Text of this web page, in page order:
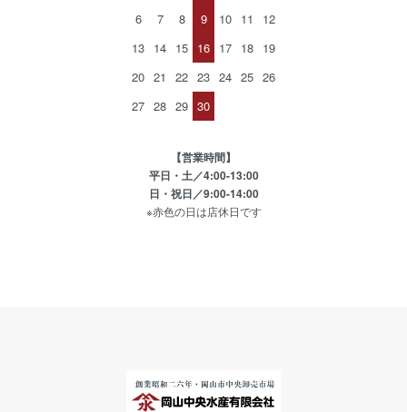
6
7 8 9 10 11
12
13 14 15 16 17 18 19
20 21 22 23 24 25 26
27 28 29 30
【営業時間】
平日・土／4:00-13:00
日・祝日／9:00-14:00
※赤色の日は店休日です